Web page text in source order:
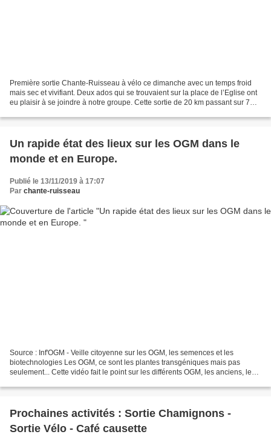
Première sortie Chante-Ruisseau à vélo ce dimanche avec un temps froid
mais sec et vivifiant. Deux ados qui se trouvaient sur la place de l’Eglise ont
eu plaisir à se joindre à notre groupe. Cette sortie de 20 km passant sur 7
Un rapide état des lieux sur les OGM dans le
monde et en Europe.
Publié le 13/11/2019 à 17:07
Par chante-ruisseau
Source : Inf'OGM - Veille citoyenne sur les OGM, les semences et les
biotechnologies Les OGM, ce sont les plantes transgéniques mais pas
seulement... Cette vidéo fait le point sur les différents OGM, les anciens, les
Prochaines activités : Sortie Chamignons -
Sortie Vélo - Café causette